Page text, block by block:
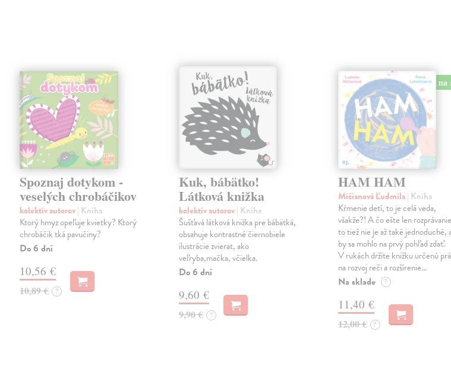
Spoznaj dotykom -
veselých chrobáčikov
kolektív autorov| Kniha
Ktorý hmyz opeľuje kvietky? Ktorý
chrobáčik tká pavučiny?
Do 6 dní
10,56 €
10,89 € ?
Kuk, bábätko!
Látková knižka
kolektív autorov| Kniha
Šušťavá látková knižka pre bábätká,
obsahuje kontrastné čiernobiele
ilustrácie zvierat, ako
veľryba,mačka, včielka.
Do 6 dní
9,60 €
9,90 € ?
na
HAM HAM
Mičianová Ľudmila| Kniha
Kŕmenie detí, to je celá veda,
všakže?! A čo ešte len
to tiež nie je až také jednoduché,
by sa mohlo na prvý pohľad zdať.
V rukách držíte knižku určenú
na rozvoj reči a rozšírenie…
Na sklade ?
11,40 €
12,00 € ?